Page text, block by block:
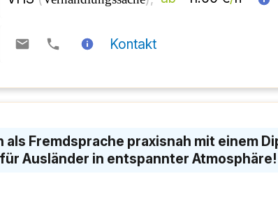
Kontakt
als Fremdsprache praxisnah mit einem
Ausländer in entspannter Atmosphäre!